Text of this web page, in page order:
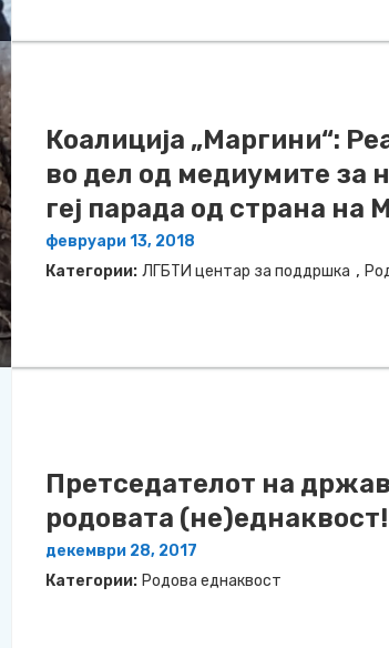
Коалиција „Маргини“:
во дел од медиумите за
геј парада од страна на
февруари 13, 2018
Категории: ЛГБТИ центар за поддршка ,
Претседателот на
родовата (не)еднаквост!
декември 28, 2017
Категории: Родова еднаквост